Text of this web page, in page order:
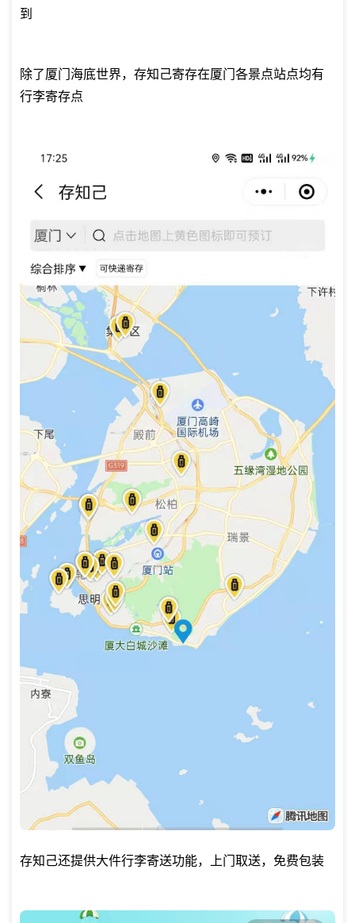
到
除了厦门海底世界，存知己寄存在厦门各景点站点均有
行李寄存点
存知己还提供大件行李寄送功能，上门取送，免费包装